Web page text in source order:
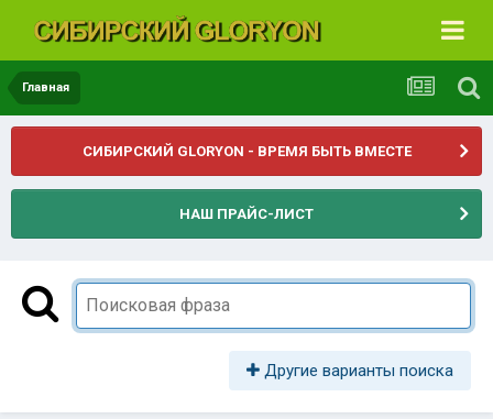
Главная
СИБИРСКИЙ GLORYON - ВРЕМЯ БЫТЬ ВМЕСТЕ
НАШ ПРАЙС-ЛИСТ
Другие варианты поиска